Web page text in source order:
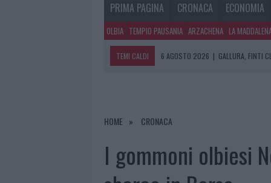
PRIMA PAGINA CRONACA ECONOMIA
OLBIA TEMPIO PAUSANIA ARZACHENA LA
TEMI CALDI 6 AGOSTO 2026 | GALLURA, FINTI
6 AGOSTO 2026
|
HOME CRONACA
I gommoni olbiesi